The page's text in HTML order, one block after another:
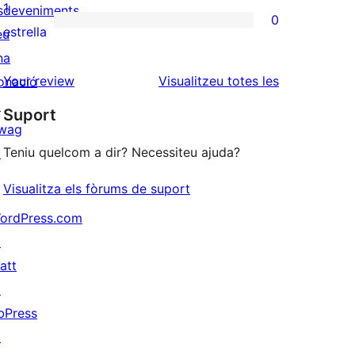
estrelles
valoracions
de
estrelles
0
valoracions
de
estrelles
1
estrella
0
Your review Visualitzeu totes lesressenyes
Suport
Teniu quelcom a dir? Necessiteu ajuda?
Visualitza els fòrums de suport